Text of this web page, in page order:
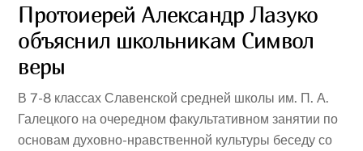
Протоиерей Александр Лазуко
объяснил школьникам Символ
веры
В 7-8 классах Славенской средней школы им. П. А.
Галецкого на очередном факультативном занятии по
основам духовно-нравственной культуры беседу со